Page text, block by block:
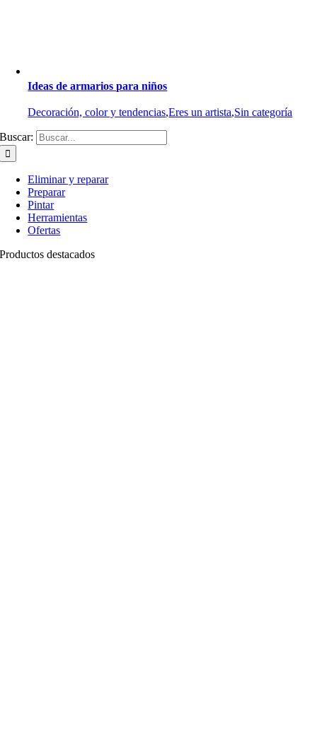
Ideas de armarios para niños
Decoración, color y tendencias,Eres un artista,Sin categoría
Buscar:
Eliminar y reparar
Preparar
Pintar
Herramientas
Ofertas
Productos destacados